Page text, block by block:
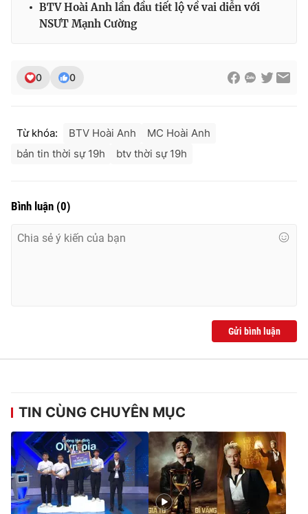
BTV Hoài Anh lần đầu tiết lộ về vai diễn với
NSƯT Mạnh Cường
0 0
Từ khóa: BTV Hoài Anh
MC Hoài Anh
bản tin thời sự 19h
btv thời sự 19h
Bình luận (0)
Gửi bình luận
TIN CÙNG CHUYÊN MỤC